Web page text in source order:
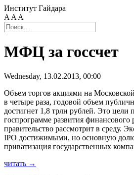
Институт Гайдара
A A A
МФЦ за госсчет
Wednesday, 13.02.2013, 00:00
Объем торгов акциями на
в четыре раза, годовой объем
достигнет 1,8 трлн рублей. Это цели
госпрограмме развития
правительство рассмотрит в среду.
IPO достижимыми, но основную
приватизация государственных
читать →